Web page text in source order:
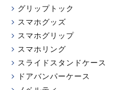
グリップトック
スマホグッズ
スマホグリップ
スマホリング
スライドスタンドケース
ドアバンパーケース